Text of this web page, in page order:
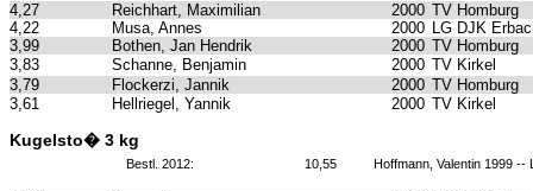
4,27
Reichhart, Maximilian 2000 TV Homburg
4,22
Musa, Annes 2000 LG DJK
3,99
Bothen, Jan Hendrik 2000 TV Homburg
3,83
Schanne, Benjamin 2000 TV Kirkel
3,79
Flockerzi, Jannik 2000 TV Homburg
3,61
Hellriegel, Yannik 2000 TV Kirkel
Kugelsto� 3 kg
Bestl. 2012: 10,55 Hoffmann, Valentin 1999